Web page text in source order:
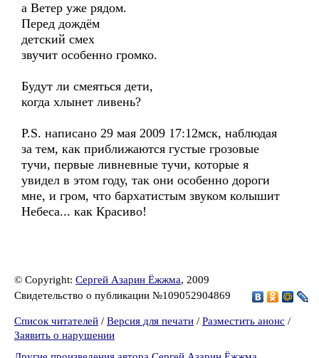
а Ветер уже рядом.
Перед дождём
детский смех
звучит особенно громко.
Будут ли смеяться дети,
когда хлынет ливень?
P.S. написано 29 мая 2009 17:12мск, наблюдая
за тем, как приближаются густые грозовые
тучи, первые ливневные тучи, которые я
увидел в этом году, так они особенно дороги
мне, и гром, что бархатистым звуком колышит
Небеса... как Красиво!
© Copyright: Сергей Азарин Ёжжма, 2009
Свидетельство о публикации №109052904869
Список читателей / Версия для печати / Разместить анонс /
Заявить о нарушении